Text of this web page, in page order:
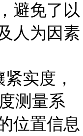
避免了以
人为因素
实度，
测量系
位置信息